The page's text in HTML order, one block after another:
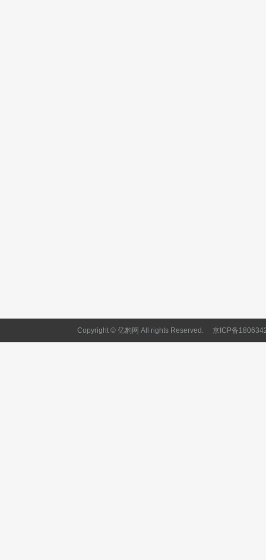
Copyright © 亿豹网 All rights Reserved. 京ICP备